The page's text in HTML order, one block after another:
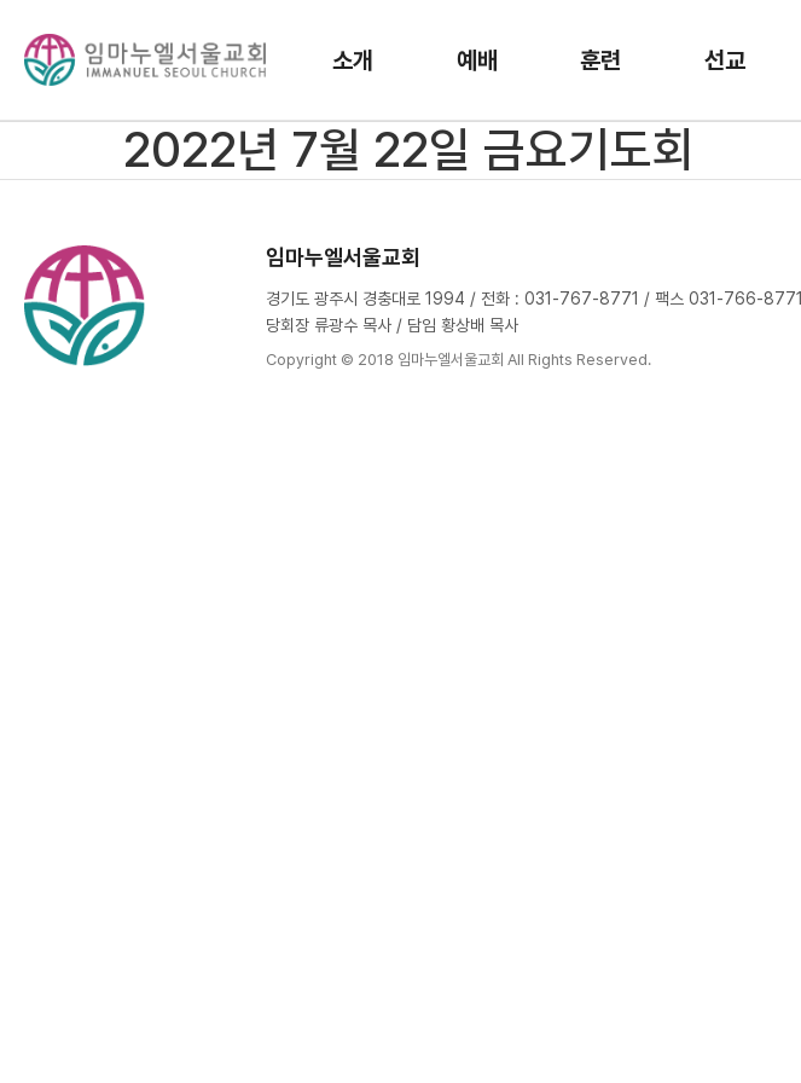
소개 예배 훈련 선교
2022년 7월 22일 금요기도회
임마누엘서울교회
경기도 광주시 경충대로 1994 / 전화 : 031-767-8771 / 팩스 031-766-8771
당회장 류광수 목사 / 담임 황상배 목사
Copyright © 2018 임마누엘서울교회 All Rights Reserved.